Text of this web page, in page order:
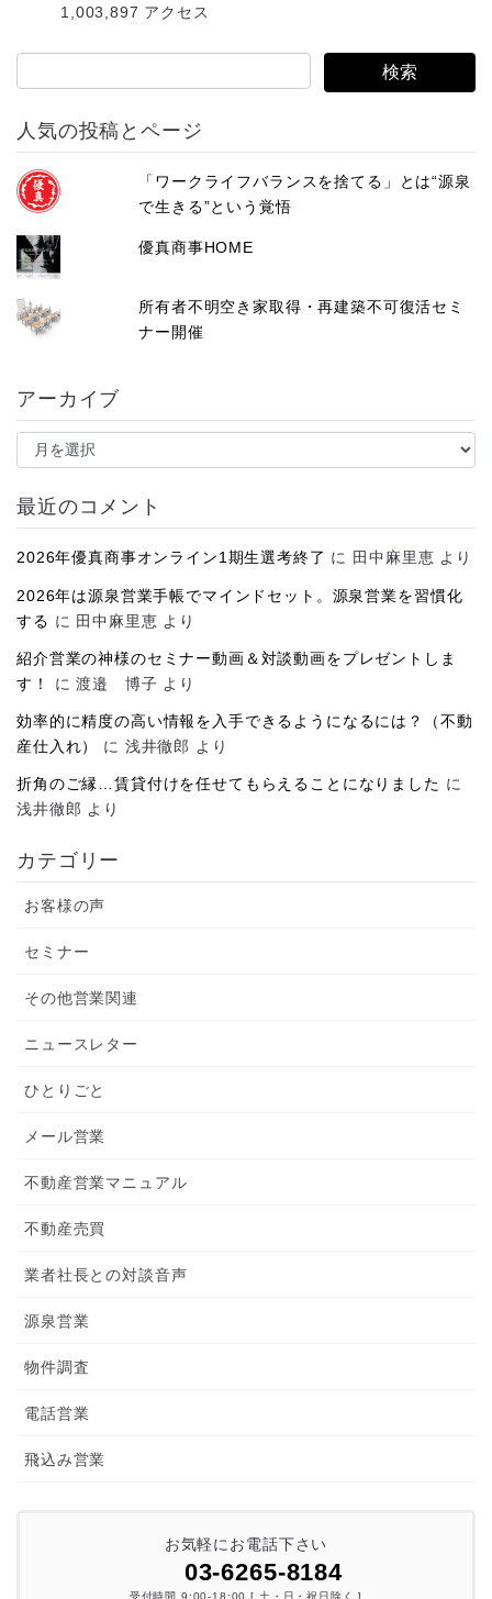
1,003,897 アクセス
人気の投稿とページ
「ワークライフバランスを捨てる」とは“源泉
で生きる”という覚悟
優真商事HOME
所有者不明空き家取得・再建築不可復活セミ
ナー開催
アーカイブ
ア
イ
最近のコメント
2026年優真商事オンライン1期生選考終了 に 田中麻里恵 より
2026年は源泉営業手帳でマインドセット。源泉営業を習慣化
する に 田中麻里恵 より
紹介営業の神様のセミナー動画＆対談動画をプレゼントしま
す！
に渡邉 博子 より
効率的に精度の高い情報を入手できるようになるには？（不動
産仕入れ）
に 浅井徹郎 より
折角のご縁…賃貸付けを任せてもらえることになりました に
浅井徹郎 より
カテゴリー
お客様の声
セミナー
その他営業関連
ニュースレター
ひとりごと
メール営業
不動産営業マニュアル
不動産売買
業者社長との対談音声
源泉営業
物件調査
電話営業
飛込み営業
お気軽にお電話下さい
03-6265-8184
受付時間 9:00-18:00 [ 土・日・祝日除く ]